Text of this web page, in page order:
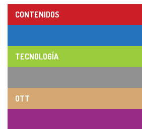
CONTENIDOS
TECNOLOGÍA
OTT